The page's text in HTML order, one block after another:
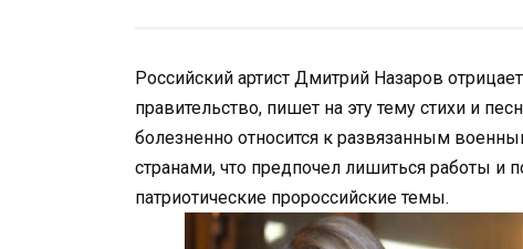
Российский артист Дмитрий Назаров
правительство, пишет на эту тему стихи и
болезненно относится к развязанным
странами, что предпочел лишиться работы и
патриотические пророссийские темы.